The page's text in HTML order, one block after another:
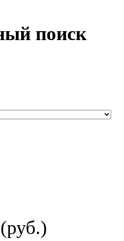
поиск